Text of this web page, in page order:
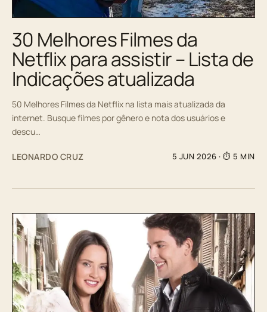
30 Melhores Filmes da
Netflix para assistir – Lista de
Indicações atualizada
50 Melhores Filmes da Netflix na lista mais atualizada da
internet. Busque filmes por gênero e nota dos usuários e
descu…
LEONARDO CRUZ 5 JUN 2026 · ⏱ 5 MIN